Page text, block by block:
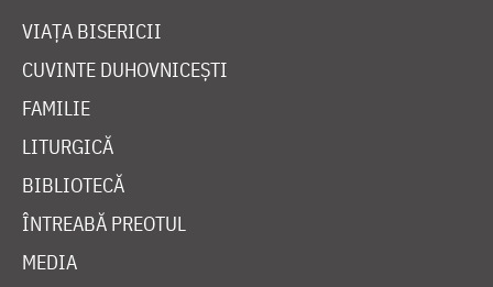
VIAȚA BISERICII
CUVINTE DUHOVNICEȘTI
FAMILIE
LITURGICĂ
BIBLIOTECĂ
ÎNTREABĂ PREOTUL
MEDIA